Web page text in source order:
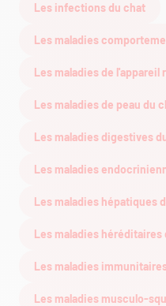
Les infections du chat
Les maladies
Les maladies de
Les maladies de peau du
Les maladies digestives
Les maladies
Les maladies hépatiques
Les maladies héréditaires
Les maladies
Les maladies musculo-